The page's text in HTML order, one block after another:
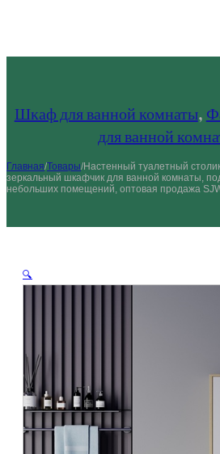
Шкаф для ванной комнаты,
для ванной
Главная/Товары/Настенный туалетный
зеркальный шкафчик для ванной комнаты,
небольших помещений, оптовая продажа
🔍